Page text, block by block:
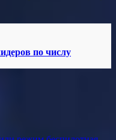
по числу